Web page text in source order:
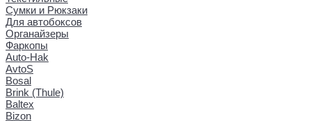
Сумки и Рюкзаки
Для автобоксов
Органайзеры
Фаркопы
Auto-Hak
AvtoS
Bosal
Brink (Thule)
Baltex
Bizon